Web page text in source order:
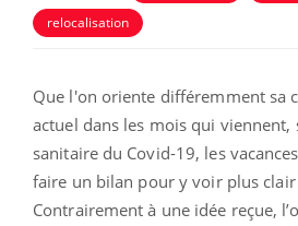
relocalisation
Que l'on oriente différemment sa
actuel dans les mois qui viennent,
sanitaire du Covid-19, les
faire un bilan pour y voir plus
Contrairement à une idée reçue,